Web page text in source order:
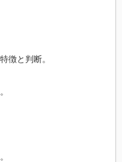
徴と判断。